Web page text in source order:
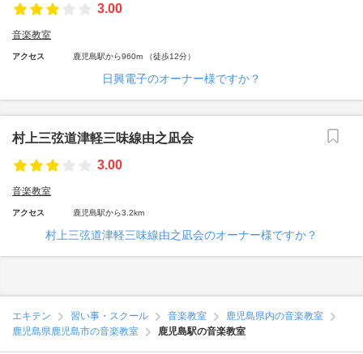
3.00
音楽教室
アクセス 鹿児島駅から960m （徒歩12分）
日興電子のオーナー様ですか？
村上三弦道津軽三味線由之凪会
3.00
音楽教室
アクセス 鹿児島駅から3.2km
村上三弦道津軽三味線由之凪会のオーナー様ですか？
エキテン 習い事・スクール 音楽教室
鹿児島県内の音楽教室
鹿児島県鹿児島市の音楽教室
鹿児島駅の音楽教室